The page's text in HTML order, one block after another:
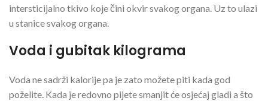
intersticijalno tkivo koje čini okvir svakog organa. Uz to ulazi
u stanice svakog organa.
Voda i gubitak kilograma
Voda ne sadrži kalorije pa je zato možete piti kada god
poželite. Kada je redovno pijete smanjit će osjećaj gladi a što